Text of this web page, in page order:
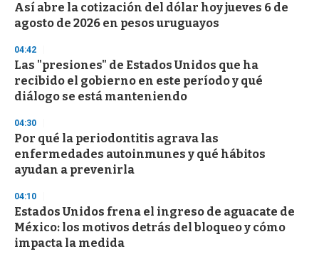
Así abre la cotización del dólar hoy jueves 6 de
agosto de 2026 en pesos uruguayos
04:42
Las "presiones" de Estados Unidos que ha
recibido el gobierno en este período y qué
diálogo se está manteniendo
04:30
Por qué la periodontitis agrava las
enfermedades autoinmunes y qué hábitos
ayudan a prevenirla
04:10
Estados Unidos frena el ingreso de aguacate de
México: los motivos detrás del bloqueo y cómo
impacta la medida